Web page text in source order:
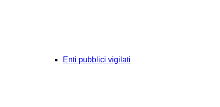
Enti pubblici vigilati